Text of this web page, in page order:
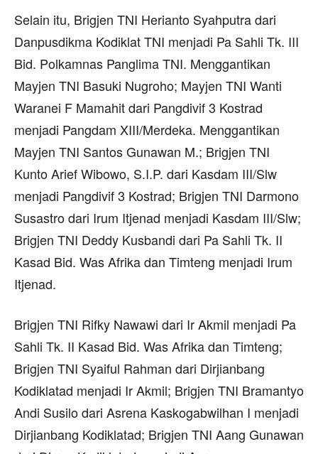
Selain itu, Brigjen TNI Herianto Syahputra dari
Danpusdikma Kodiklat TNI menjadi Pa Sahli Tk. III
Bid. Polkamnas Panglima TNI. Menggantikan
Mayjen TNI Basuki Nugroho; Mayjen TNI Wanti
Waranei F Mamahit dari Pangdivif 3 Kostrad
menjadi Pangdam XIII/Merdeka. Menggantikan
Mayjen TNI Santos Gunawan M.; Brigjen TNI
Kunto Arief Wibowo, S.I.P. dari Kasdam III/Slw
menjadi Pangdivif 3 Kostrad; Brigjen TNI Darmono
Susastro dari Irum Itjenad menjadi Kasdam III/Slw;
Brigjen TNI Deddy Kusbandi dari Pa Sahli Tk. II
Kasad Bid. Was Afrika dan Timteng menjadi Irum
Itjenad.
Brigjen TNI Rifky Nawawi dari Ir Akmil menjadi Pa
Sahli Tk. II Kasad Bid. Was Afrika dan Timteng;
Brigjen TNI Syaiful Rahman dari Dirjianbang
Kodiklatad menjadi Ir Akmil; Brigjen TNI Bramantyo
Andi Susilo dari Asrena Kaskogabwilhan I menjadi
Dirjianbang Kodiklatad; Brigjen TNI Aang Gunawan